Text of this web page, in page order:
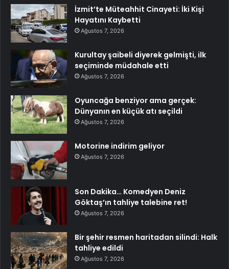
İzmit’te Müteahhit Cinayeti: İki Kişi
Hayatını Kaybetti
Ağustos 7, 2026
Kurultay şaibeli diyerek gelmişti, ilk
seçiminde müdahale etti
Ağustos 7, 2026
Oyuncağa benziyor ama gerçek:
Dünyanın en küçük atı seçildi
Ağustos 7, 2026
Motorine indirim geliyor
Ağustos 7, 2026
Son Dakika… Komedyen Deniz
Göktaş’ın tahliye talebine ret!
Ağustos 7, 2026
Bir şehir resmen haritadan silindi: Halk
tahliye edildi
Ağustos 7, 2026